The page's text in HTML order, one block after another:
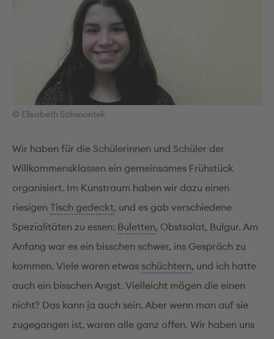
© Elisabeth Schwiontek
Wir haben für die Schülerinnen und Schüler der
Willkommensklassen ein gemeinsames Frühstück
organisiert. Im Kunstraum haben wir dazu einen
riesigen Tisch gedeckt, und es gab verschiedene
Spezialitäten zu essen: Buletten, Obstsalat, Bulgur. Am
Anfang war es ein bisschen schwer, ins Gespräch zu
kommen. Viele waren etwas schüchtern, und ich hatte
auch ein bisschen Angst. Vielleicht mögen die einen
nicht? Das kann ja auch sein. Aber wenn man auf sie
zugegangen ist, waren alle ganz offen. Wir haben uns